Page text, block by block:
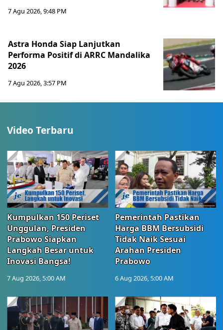
7 Agu 2026, 9:48 PM
Astra Honda Siap Lanjutkan
Performa Positif di ARRC Mandalika
2026
7 Agu 2026, 3:57 PM
Video Terbaru
Kumpulkan 150 Periset
Unggulan, Presiden
Prabowo Siapkan
Langkah Besar untuk
Inovasi Bangsa!
7 Aug 2026, 5:00 AM
Pemerintah Pastikan
Harga BBM Bersubsidi
Tidak Naik Sesuai
Arahan Presiden
Prabowo
6 Aug 2026, 5:00 AM